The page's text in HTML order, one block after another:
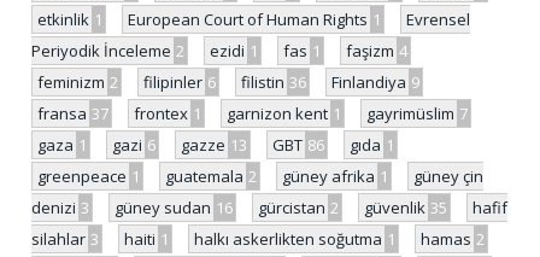
etkinlik 1 European Court of Human Rights 1
Evrensel
Periyodik İnceleme 2 ezidi 1 fas 1 faşizm 4
feminizm 2 filipinler 6 filistin 36 Finlandiya 9
fransa 37 frontex 1 garnizon kent 1 gayrimüslim 7
gaza 1 gazi 6 gazze 13 GBT 86 gıda 1
greenpeace 1 guatemala 2 güney afrika 1
güney çin
denizi 3 güney sudan 16 gürcistan 2 güvenlik 35
hafif
silahlar 3 haiti 1 halkı askerlikten soğutma 1 hamas 2